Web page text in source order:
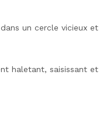
un cercle vicieux et
haletant, saisissant et